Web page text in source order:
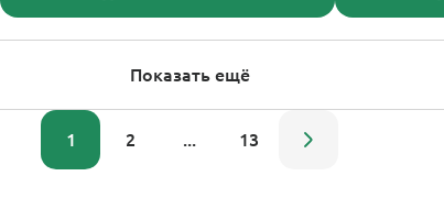
Показать ещё
1 2 ... 13